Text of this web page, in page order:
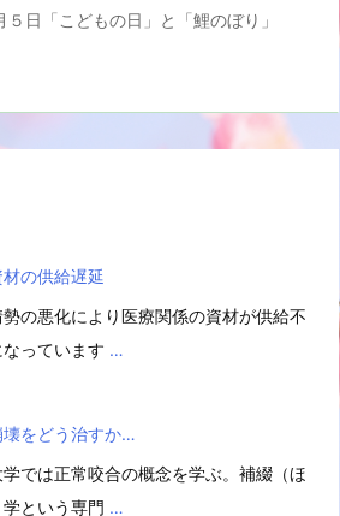
５日「こどもの日」と「鯉のぼり」
の供給遅延
の悪化により医療関係の資材が供給不
っています …
壊をどう治すか…
では正常咬合の概念を学ぶ。補綴（ほ
という専門 …